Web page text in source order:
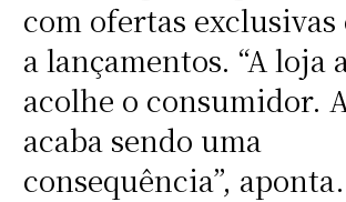
com ofertas exclusivas
a lançamentos. “A loja
acolhe o consumidor.
acaba sendo uma
consequência”, aponta.